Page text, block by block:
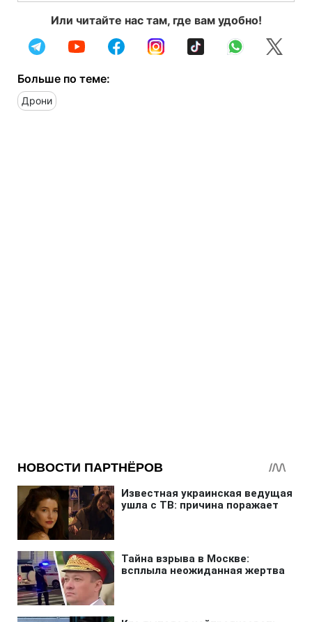
Или читайте нас там, где вам удобно!
Больше по теме:
Дрони